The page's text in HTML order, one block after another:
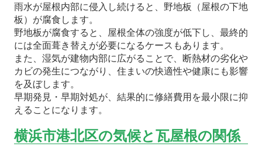
雨水が屋根内部に侵入し続けると、野地板（屋根の下地
板）が腐食します。
野地板が腐食すると、屋根全体の強度が低下し、最終的
には全面葺き替えが必要になるケースもあります。
また、湿気が建物内部に広がることで、断熱材の劣化や
カビの発生につながり、住まいの快適性や健康にも影響
を及ぼします。
早期発見・早期対処が、結果的に修繕費用を最小限に抑
えることになります。
横浜市港北区の気候と瓦屋根の関係